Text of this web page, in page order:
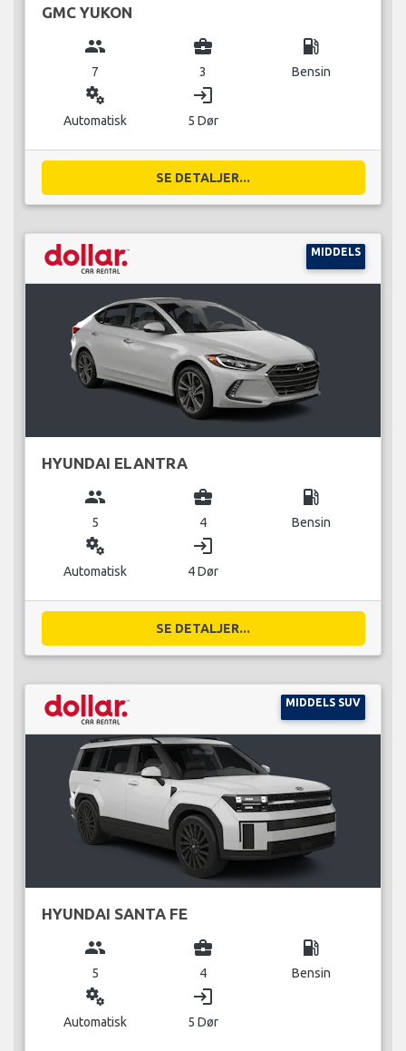
GMC YUKON
group
7
business_center
3
local_gas_station
Bensin
miscellaneous_services
Automatisk
login
5 Dør
SE DETALJER...
MIDDELS
HYUNDAI ELANTRA
group
5
business_center
4
local_gas_station
Bensin
miscellaneous_services
Automatisk
login
4 Dør
SE DETALJER...
MIDDELS SUV
HYUNDAI SANTA FE
group
5
business_center
4
local_gas_station
Bensin
miscellaneous_services
Automatisk
login
5 Dør